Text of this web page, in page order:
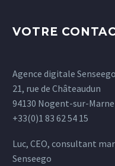
VOTRE
Agence digitale Senseego
21, rue de Châteaudun
94130 Nogent-sur-Marne
+33(0)1 83 62 54 15
Luc, CEO, consultant
Senseego